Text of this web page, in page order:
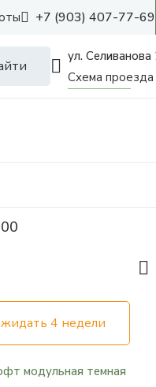
+7 (903) 407-77-69
ул. Селиванова
Схема проезда
4 недели
модульная темная